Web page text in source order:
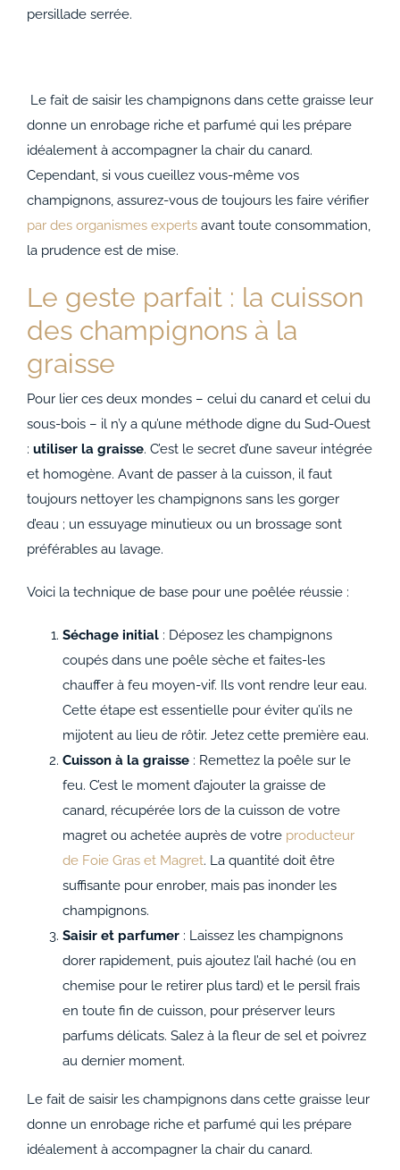
persillade serrée.
Le fait de saisir les champignons dans cette graisse leur
donne un enrobage riche et parfumé qui les prépare
idéalement à accompagner la chair du canard.
Cependant, si vous cueillez vous-même vos
champignons, assurez-vous de toujours les faire vérifier
par des organismes experts avant toute consommation,
la prudence est de mise.
Le geste parfait : la cuisson
des champignons à la
graisse
Pour lier ces deux mondes – celui du canard et celui du
sous-bois – il n’y a qu’une méthode digne du Sud-Ouest
: utiliser la graisse. C’est le secret d’une saveur intégrée
et homogène. Avant de passer à la cuisson, il faut
toujours nettoyer les champignons sans les gorger
d’eau ; un essuyage minutieux ou un brossage sont
préférables au lavage.
Voici la technique de base pour une poêlée réussie :
Séchage initial : Déposez les champignons
coupés dans une poêle sèche et faites-les
chauffer à feu moyen-vif. Ils vont rendre leur eau.
Cette étape est essentielle pour éviter qu’ils ne
mijotent au lieu de rôtir. Jetez cette première eau.
Cuisson à la graisse : Remettez la poêle sur le
feu. C’est le moment d’ajouter la graisse de
canard, récupérée lors de la cuisson de votre
magret ou achetée auprès de votre producteur
de Foie Gras et Magret. La quantité doit être
suffisante pour enrober, mais pas inonder les
champignons.
Saisir et parfumer : Laissez les champignons
dorer rapidement, puis ajoutez l’ail haché (ou en
chemise pour le retirer plus tard) et le persil frais
en toute fin de cuisson, pour préserver leurs
parfums délicats. Salez à la fleur de sel et poivrez
au dernier moment.
Le fait de saisir les champignons dans cette graisse leur
donne un enrobage riche et parfumé qui les prépare
idéalement à accompagner la chair du canard.